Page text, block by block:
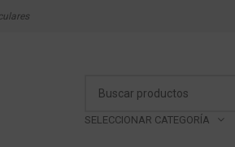
SELECCIONAR CATEGORÍA